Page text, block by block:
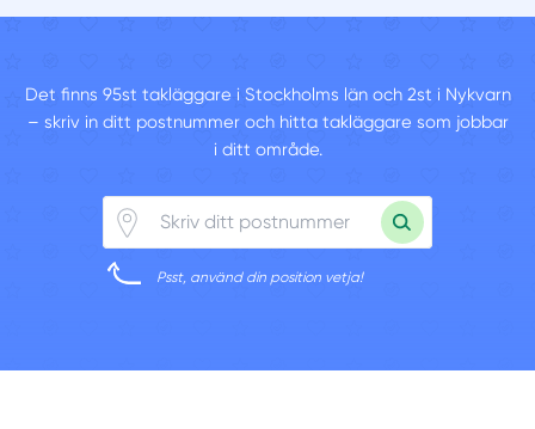
Det finns 95st takläggare i Stockholms län och 2st i Nykvarn
– skriv in ditt postnummer och hitta takläggare som jobbar
i ditt område.
Psst, använd din position vetja!